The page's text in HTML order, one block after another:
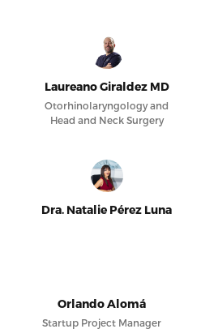
Laureano Giraldez MD
Otorhinolaryngology and
Head and Neck Surgery
Dra. Natalie Pérez Luna
Orlando Alomá
Startup Project Manager